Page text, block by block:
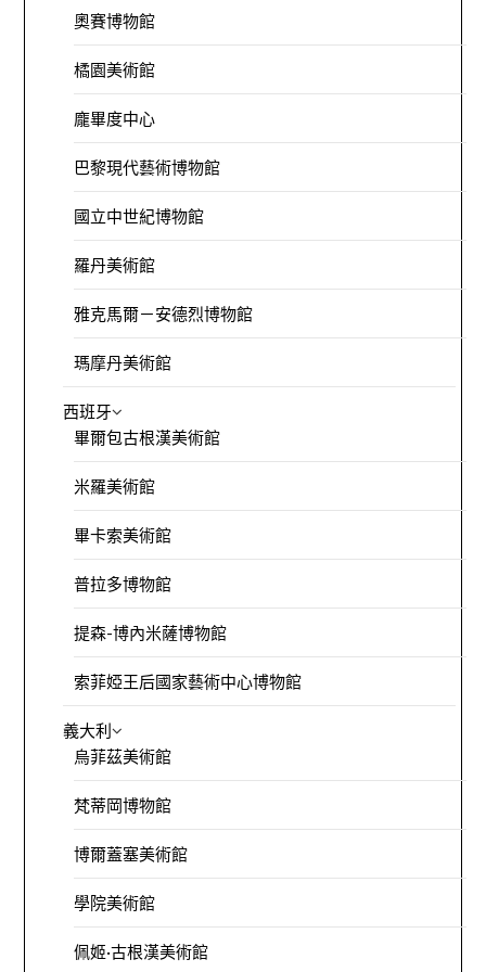
奧賽博物館
橘園美術館
龐畢度中心
巴黎現代藝術博物館
國立中世紀博物館
羅丹美術館
雅克馬爾－安德烈博物館
瑪摩丹美術館
西班牙
畢爾包古根漢美術館
米羅美術館
畢卡索美術館
普拉多博物館
提森-博內米薩博物館
索菲婭王后國家藝術中心博物館
義大利
烏菲茲美術館
梵蒂岡博物館
博爾蓋塞美術館
學院美術館
佩姬·古根漢美術館